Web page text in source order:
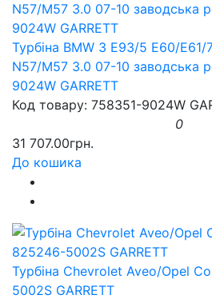
Турбіна BMW 3 E93/5 E60/
N57/M57 3.0 07-10 заводська
9024W GARRETT
Код товару: 758351-9024W
0
31 707.00грн.
До кошика
Турбіна Chevrolet Aveo/Opel
5002S GARRETT